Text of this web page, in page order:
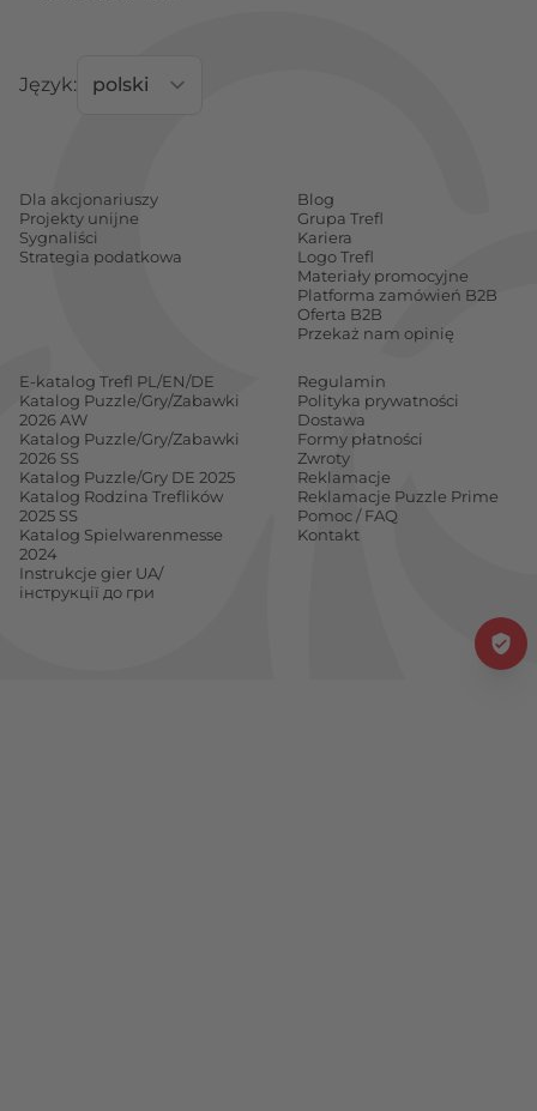
Język:
Dla akcjonariuszy
Projekty unijne
Sygnaliści
Strategia podatkowa
Blog
Grupa Trefl
Kariera
Logo Trefl
Materiały promocyjne
Platforma zamówień B2B
Oferta B2B
Przekaż nam opinię
E-katalog Trefl PL/EN/DE
Katalog Puzzle/Gry/Zabawki
2026 AW
Katalog Puzzle/Gry/Zabawki
2026 SS
Katalog Puzzle/Gry DE 2025
Katalog Rodzina Treflików
2025 SS
Katalog Spielwarenmesse
2024
Instrukcje gier UA/
інструкції до гри
Regulamin
Polityka prywatności
Dostawa
Formy płatności
Zwroty
Reklamacje
Reklamacje Puzzle Prime
Pomoc / FAQ
Kontakt